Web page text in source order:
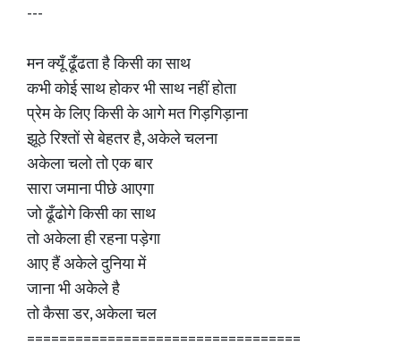
---
मन क्यूँ ढूँढता है किसी का साथ
कभी कोई साथ होकर भी साथ नहीं होता
प्रेम के लिए किसी के आगे मत गिड़गिड़ाना
झूठे रिश्तों से बेहतर है, अकेले चलना
अकेला चलो तो एक बार
सारा जमाना पीछे आएगा
जो ढूँढोगे किसी का साथ
तो अकेला ही रहना पड़ेगा
आए हैं अकेले दुनिया में
जाना भी अकेले है
तो कैसा डर, अकेला चल